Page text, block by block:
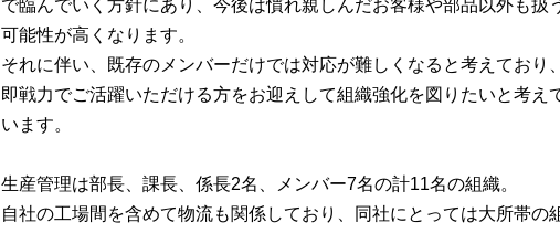
で臨んでいく方針にあり、今後は慣れ親しんだお客様や部品以外も扱
可能性が高くなります。
それに伴い、既存のメンバーだけでは対応が難しくなると考えており、
即戦力でご活躍いただける方をお迎えして組織強化を図りたいと考え
います。
生産管理は部長、課長、係長2名、メンバー7名の計11名の組織。
自社の工場間を含めて物流も関係しており、同社にとっては大所帯の